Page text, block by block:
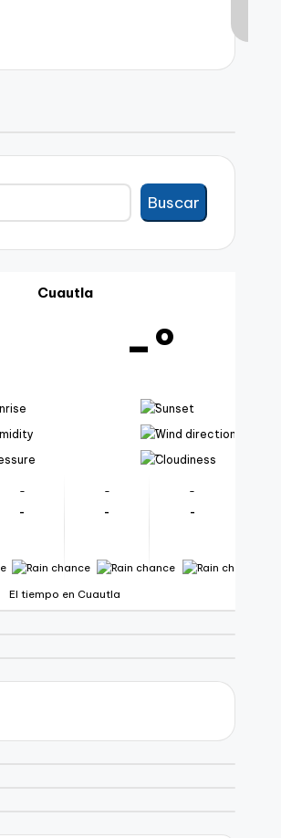
Buscar
Cuautla
-º
-
-
-
-
-
-
-
-
-
-
-
-
El tiempo en Cuautla